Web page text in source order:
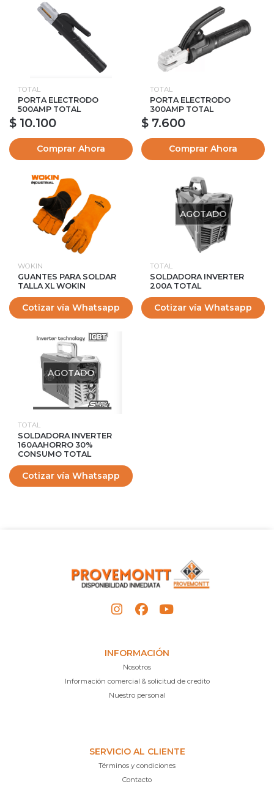
TOTAL
PORTA ELECTRODO
500AMP TOTAL
$ 10.100
Comprar Ahora
TOTAL
PORTA ELECTRODO
300AMP TOTAL
$ 7.600
Comprar Ahora
WOKIN
GUANTES PARA SOLDAR
TALLA XL WOKIN
Cotizar vía Whatsapp
AGOTADO
TOTAL
SOLDADORA INVERTER
200A TOTAL
Cotizar vía Whatsapp
AGOTADO
TOTAL
SOLDADORA INVERTER
160AAHORRO 30%
CONSUMO TOTAL
Cotizar vía Whatsapp
INFORMACIÓN
Nosotros
Información comercial & solicitud de credito
Nuestro personal
SERVICIO AL CLIENTE
Términos y condiciones
Contacto